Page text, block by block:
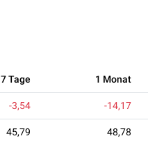
7 Tage 1 Monat
-3,54 -14,17
45,79 48,78